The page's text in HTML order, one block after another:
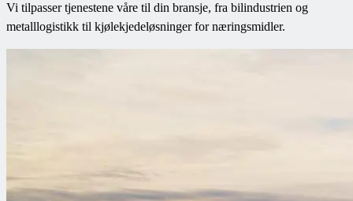
Vi tilpasser tjenestene våre til din bransje, fra bilindustrien og
metalllogistikk til kjølekjedeløsninger for næringsmidler.